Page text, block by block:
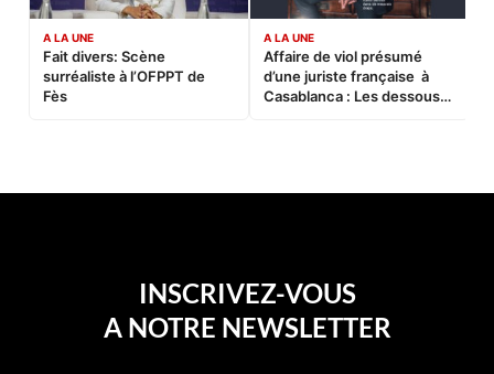
A LA UNE
Fait divers: Scène
surréaliste à l’OFPPT de
Fès
A LA UNE
Affaire de viol présumé
d’une juriste française à
Casablanca : Les dessous
INSCRIVEZ-VOUS
A NOTRE NEWSLETTER